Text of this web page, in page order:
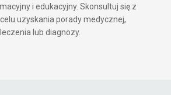
i edukacyjny. Skonsultuj się z
uzyskania porady medycznej,
leczenia lub diagnozy.